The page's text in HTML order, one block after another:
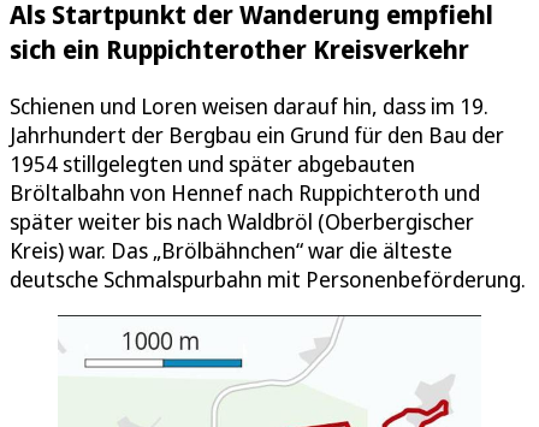
Als Startpunkt der Wanderung empfiehl
sich ein Ruppichterother Kreisverkehr
Schienen und Loren weisen darauf hin, dass im 19.
Jahrhundert der Bergbau ein Grund für den Bau der
1954 stillgelegten und später abgebauten
Bröltalbahn von Hennef nach Ruppichteroth und
später weiter bis nach Waldbröl (Oberbergischer
Kreis) war. Das „Brölbähnchen“ war die älteste
deutsche Schmalspurbahn mit Personenbeförderung.